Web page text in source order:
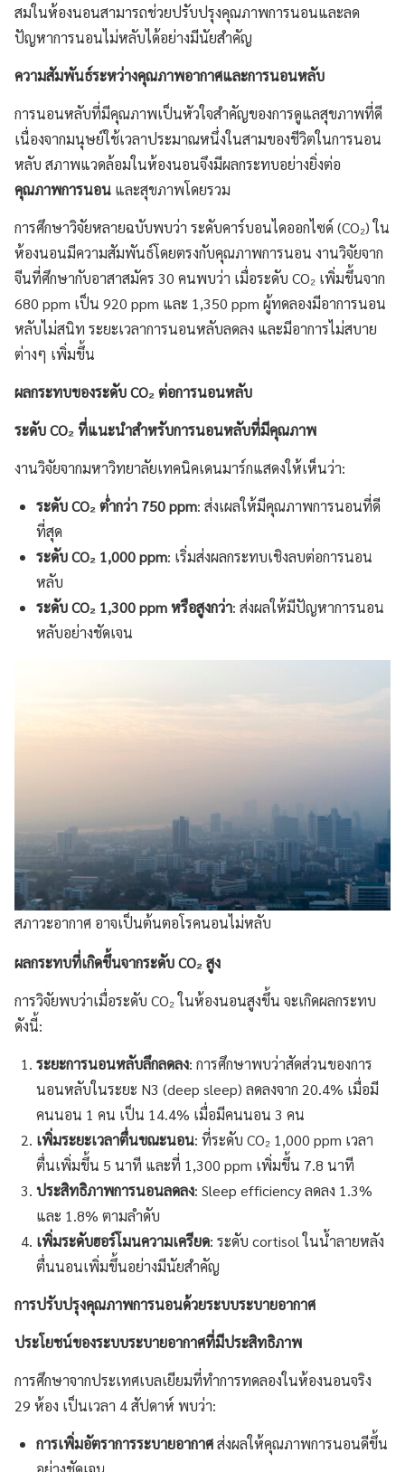
สมในห้องนอนสามารถช่วยปรับปรุงคุณภาพการนอนและลด
ปัญหาการนอนไม่หลับได้อย่างมีนัยสำคัญ
ความสัมพันธ์ระหว่างคุณภาพอากาศและการนอนหลับ
การนอนหลับที่มีคุณภาพเป็นหัวใจสำคัญของการดูแลสุขภาพที่ดี
เนื่องจากมนุษย์ใช้เวลาประมาณหนึ่งในสามของชีวิตในการนอน
หลับ สภาพแวดล้อมในห้องนอนจึงมีผลกระทบอย่างยิ่งต่อ
คุณภาพการนอน และสุขภาพโดยรวม
การศึกษาวิจัยหลายฉบับพบว่า ระดับคาร์บอนไดออกไซด์ (CO₂) ใน
ห้องนอนมีความสัมพันธ์โดยตรงกับคุณภาพการนอน งานวิจัยจาก
จีนที่ศึกษากับอาสาสมัคร 30 คนพบว่า เมื่อระดับ CO₂ เพิ่มขึ้นจาก
680 ppm เป็น 920 ppm และ 1,350 ppm ผู้ทดลองมีอาการนอน
หลับไม่สนิท ระยะเวลาการนอนหลับลดลง และมีอาการไม่สบาย
ต่างๆ เพิ่มขึ้น
ผลกระทบของระดับCO₂ ต่อการนอนหลับ
ระดับCO₂ ที่แนะนำสำหรับการนอนหลับที่มีคุณภาพ
งานวิจัยจากมหาวิทยาลัยเทคนิคเดนมาร์กแสดงให้เห็นว่า:
ระดับCO₂ ต่ำกว่า 750 ppm: ส่งเผลให้มีคุณภาพการนอนที่ดี
ที่สุด
ระดับCO₂ 1,000 ppm: เริ่มส่งผลกระทบเชิงลบต่อการนอน
หลับ
ระดับCO₂ 1,300 ppmหรือสูงกว่า: ส่งผลให้มีปัญหาการนอน
หลับอย่างชัดเจน
สภาวะอากาศ อาจเป็นต้นตอโรคนอนไม่หลับ
ผลกระทบที่เกิดขึ้นจากระดับCO₂ สูง
การวิจัยพบว่าเมื่อระดับ CO₂ ในห้องนอนสูงขึ้น จะเกิดผลกระทบ
ดังนี้:
ระยะการนอนหลับลึกลดลง: การศึกษาพบว่าสัดส่วนของการ
นอนหลับในระยะ N3 (deep sleep) ลดลงจาก 20.4% เมื่อมี
คนนอน 1 คน เป็น 14.4% เมื่อมีคนนอน 3 คน
เพิ่มระยะเวลาตื่นขณะนอน: ที่ระดับ CO₂ 1,000 ppm เวลา
ตื่นเพิ่มขึ้น 5 นาที และที่ 1,300 ppm เพิ่มขึ้น 7.8 นาที
ประสิทธิภาพการนอนลดลง: Sleep efficiency ลดลง 1.3%
และ 1.8% ตามลำดับ
เพิ่มระดับฮอร์โมนความเครียด: ระดับ cortisol ในน้ำลายหลัง
ตื่นนอนเพิ่มขึ้นอย่างมีนัยสำคัญ
การปรับปรุงคุณภาพการนอนด้วยระบบระบายอากาศ
ประโยชน์ของระบบระบายอากาศที่มีประสิทธิภาพ
การศึกษาจากประเทศเบลเยียมที่ทำการทดลองในห้องนอนจริง
29 ห้อง เป็นเวลา 4 สัปดาห์ พบว่า:
การเพิ่มอัตราการระบายอากาศส่งผลให้คุณภาพการนอนดีขึ้น